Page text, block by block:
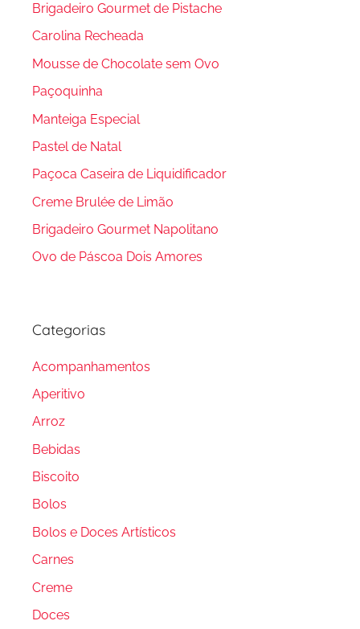
Brigadeiro Gourmet de Pistache
Carolina Recheada
Mousse de Chocolate sem Ovo
Paçoquinha
Manteiga Especial
Pastel de Natal
Paçoca Caseira de Liquidificador
Creme Brulée de Limão
Brigadeiro Gourmet Napolitano
Ovo de Páscoa Dois Amores
Categorias
Acompanhamentos
Aperitivo
Arroz
Bebidas
Biscoito
Bolos
Bolos e Doces Artísticos
Carnes
Creme
Doces